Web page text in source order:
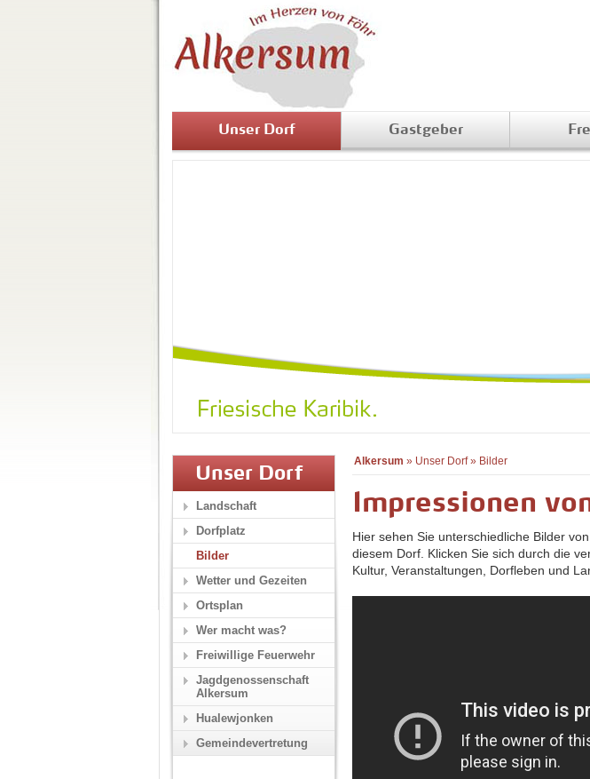
Unser Dorf Gastgeber
Alkersum » Unser Dorf» Bilder
Impressionen
Hier sehen Sie unterschiedliche Bilder
diesem Dorf. Klicken Sie sich durch die
Kultur, Veranstaltungen, Dorfleben und
Unser Dorf
Landschaft
Dorfplatz
Bilder
Wetter und Gezeiten
Ortsplan
Wer macht was?
Freiwillige Feuerwehr
Jagdgenossenschaft
Alkersum
Hualewjonken
Gemeindevertretung